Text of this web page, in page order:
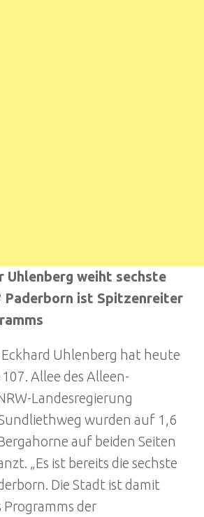
Uhlenberg weiht sechste
Paderborn ist Spitzenreiter
Uhlenberg hat heute
Allee des Alleen-
Landesregierung
wurden auf 1,6
auf beiden Seiten
„Es ist bereits die sechste
Die Stadt ist damit
Programms der